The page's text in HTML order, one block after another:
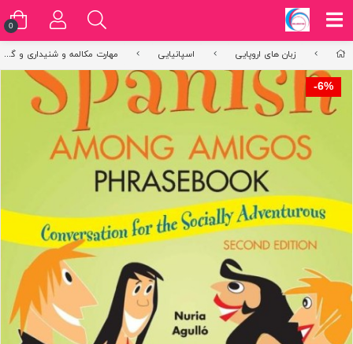
زبان های اروپایی اسپانیایی مهارت مکالمه و شنیداری و گفتاری اسپانیایی
6%-
0